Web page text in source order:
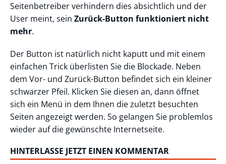
Seitenbetreiber verhindern dies absichtlich und der
User meint, sein Zurück-Button funktioniert nicht
mehr.
Der Button ist natürlich nicht kaputt und mit einem
einfachen Trick überlisten Sie die Blockade. Neben
dem Vor- und Zurück-Button befindet sich ein kleiner
schwarzer Pfeil. Klicken Sie diesen an, dann öffnet
sich ein Menü in dem Ihnen die zuletzt besuchten
Seiten angezeigt werden. So gelangen Sie problemlos
wieder auf die gewünschte Internetseite.
HINTERLASSE JETZT EINEN KOMMENTAR